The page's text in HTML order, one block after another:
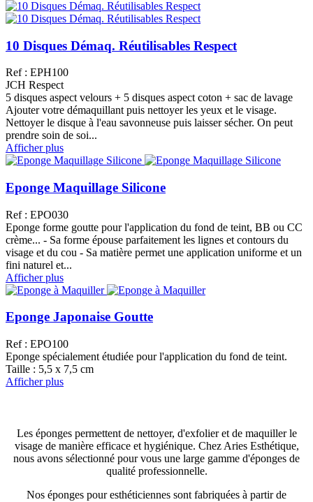
10 Disques Démaq. Réutilisables Respect
Ref : EPH100
JCH Respect
5 disques aspect velours + 5 disques aspect coton + sac de lavage
Ajouter votre démaquillant puis nettoyer les yeux et le visage.
Nettoyer le disque à l'eau savonneuse puis laisser sécher. On peut
prendre soin de soi...
Afficher plus
Eponge Maquillage Silicone
Ref : EPO030
Eponge forme goutte pour l'application du fond de teint, BB ou CC
crème... - Sa forme épouse parfaitement les lignes et contours du
visage et du cou - Sa matière permet une application uniforme et un
fini naturel et...
Afficher plus
Eponge Japonaise Goutte
Ref : EPO100
Eponge spécialement étudiée pour l'application du fond de teint.
Taille : 5,5 x 7,5 cm
Afficher plus
Les éponges permettent de nettoyer, d'exfolier et de maquiller le
visage de manière efficace et hygiénique. Chez Aries Esthétique,
nous avons sélectionné pour vous une large gamme d'éponges de
qualité professionnelle.
Nos éponges pour esthéticiennes sont fabriquées à partir de